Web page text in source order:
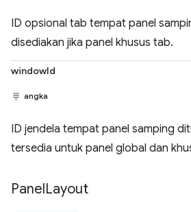
ID opsional tab tempat panel
disediakan jika panel khusus tab.
windowId
angka
ID jendela tempat panel samping
tersedia untuk panel global dan
PanelLayout